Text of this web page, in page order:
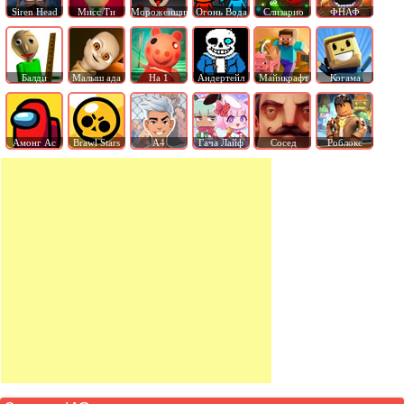
Siren Head Мисс Ти Мороженщик Огонь Вода Слизарио ФНАФ
Балди Малыш ада На 1 Андертейл Майнкрафт Когама
Амонг Ас Brawl Stars А4 Гача Лайф Сосед Роблокс